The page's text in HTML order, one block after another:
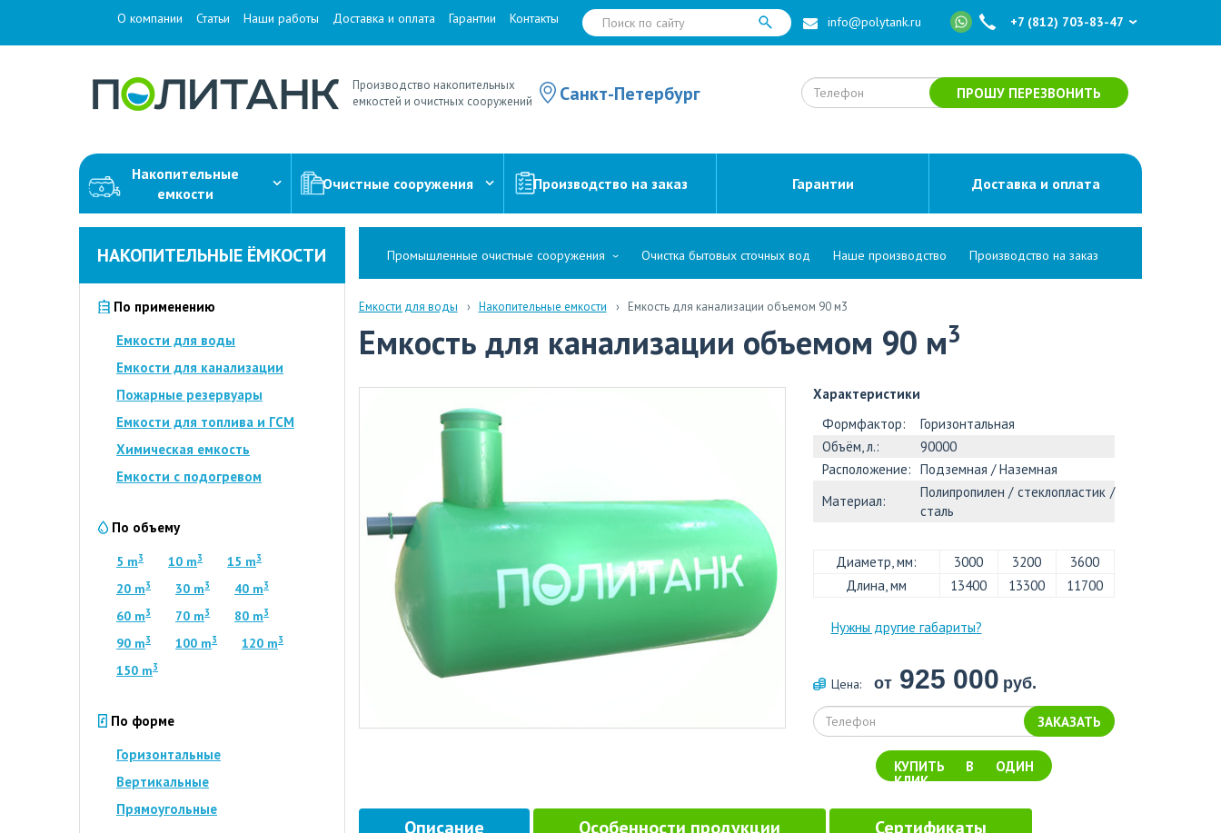
О компании Статьи Наши работы Доставка и оплата Гарантии Контакты info@polytank.ru +7 (812) 703-83-47
Санкт-Петербург
Производство накопительных
емкостей и очистных сооружений
ПРОШУ ПЕРЕЗВОНИТЬ
Накопительные
емкости
Очистные сооружения Производство на заказ Гарантии Доставка и оплата
НАКОПИТЕЛЬНЫЕ ЁМКОСТИ
По применению
Емкости для воды
Емкости для канализации
Пожарные резервуары
Емкости для топлива и ГСМ
Химическая емкость
Емкости с подогревом
По объему
5 m3 10 m3 15 m3
20 m3 30 m3 40 m3
60 m3 70 m3 80 m3
90 m3 100 m3 120 m3
150 m3
По форме
Горизонтальные
Вертикальные
Прямоугольные
Промышленные очистные сооружения Очистка бытовых сточных вод Наше производство Производство на заказ
Емкости для воды Накопительные емкости Емкость для канализации объемом 90 м3
Емкость для канализации объемом 90 м3
Характеристики
Формфактор:
Горизонтальная
Объём, л.:
90000
Расположение: Подземная / Наземная
Материал:
Полипропилен / стеклопластик /
сталь
Диаметр, мм: 3000 3200
3600
Длина, мм
13400 13300 11700
Нужны другие габариты?
Цена: от 925 000 руб.
ЗАКАЗАТЬ
КУПИТЬ В ОДИН
КЛИК
Описание Особенности продукции Сертификаты